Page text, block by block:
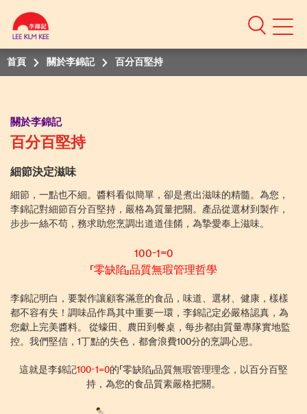
Mobile
首頁 關於李錦記 百分百堅持
關於李錦記
百分百堅持
細節決定滋味
細節，一點也不細。醬料看似簡單，卻是煮出滋味的精髓。為您，
李錦記對細節百分百堅持，嚴格為質量把關。產品從選材到製作，
步步一絲不苟，務求助您烹調出道道佳餚，為摯愛奉上滋味。
100-1=0
「零缺陷」品質無瑕管理哲學
李錦記明白，要製作讓顧客滿意的食品，味道、選材、健康，樣樣
都不容有失！調味品作爲其中重要一環，李錦記定必嚴格認真，為
您獻上完美醬料。 從蠔田、農田到餐桌，每步都由質量專隊實地監
控。我們堅信，1丁點的失色，都會浪費100分的烹調心思。
這就是李錦記100-1=0的「零缺陷」品質無瑕管理理念，以百分百堅
持，為您的食品質素嚴格把關。